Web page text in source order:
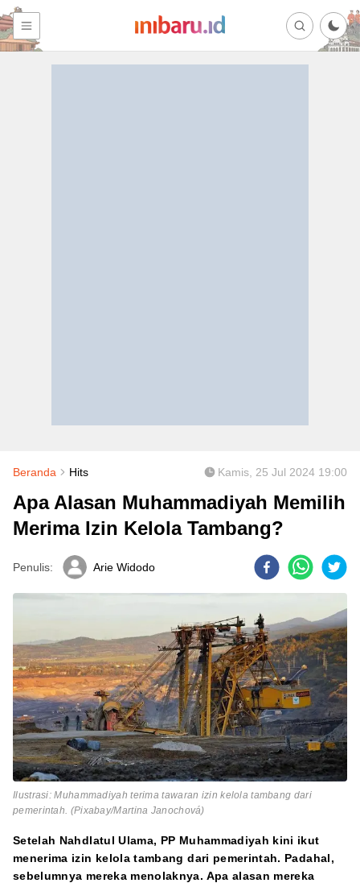
Beranda Hits Kamis, 25 Jul 2024 19:00
Apa Alasan Muhammadiyah Memilih
Merima Izin Kelola Tambang?
Penulis: Arie Widodo
Ilustrasi: Muhammadiyah terima tawaran izin kelola tambang dari
pemerintah. (Pixabay/Martina Janochová)
Setelah Nahdlatul Ulama, PP Muhammadiyah kini ikut
menerima izin kelola tambang dari pemerintah. Padahal,
sebelumnya mereka menolaknya. Apa alasan mereka